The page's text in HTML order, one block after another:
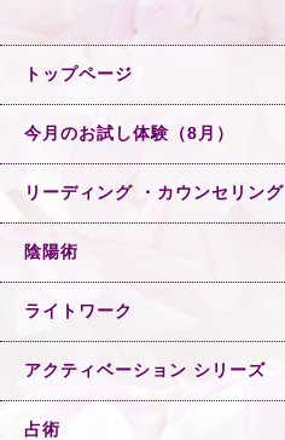
トップページ
今月のお試し体験（8月）
リーディング ・カウンセリング
陰陽術
ライトワーク
アクティベーション シリーズ
占術